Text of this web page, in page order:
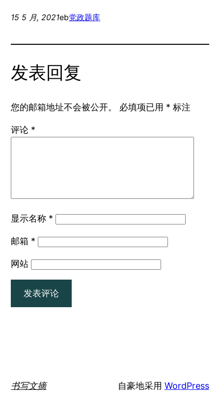
15 5 月, 2021eb党政题库
发表回复
您的邮箱地址不会被公开。 必填项已用 * 标注
评论 *
显示名称 *
邮箱 *
网站
书写文摘 自豪地采用 WordPress